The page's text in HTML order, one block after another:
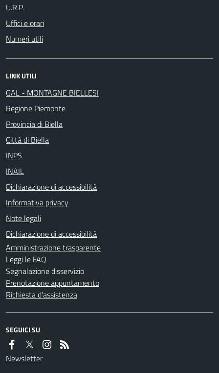
U.R.P.
Uffici e orari
Numeri utili
LINK UTILI
GAL - MONTAGNE BIELLESI
Regione Piemonte
Provincia di Biella
Città di Biella
INPS
INAIL
Dichiarazione di accessibilità
Informativa privacy
Note legali
Dichiarazione di accessibilità
Amministrazione trasparente
Leggi le FAQ
Segnalazione disservizio
Prenotazione appuntamento
Richiesta d'assistenza
SEGUICI SU
Newsletter